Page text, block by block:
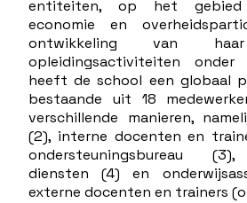
entiteiten, op het gebied
economie en
ontwikkeling van haar
opleidingsactiviteiten
heeft de school een globaal
bestaande uit 18
verschillende manieren,
(2), interne docenten en
ondersteuningsbureau
diensten (4) en
externe docenten en trainers